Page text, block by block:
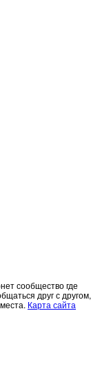
сообщество где
друг с другом,
Карта сайта